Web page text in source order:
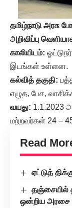
தமிழ்நாடு அரசு
அறிவிப்பு
காலியிடம்:
இடங்கள் உள்ளன.
கல்வித் தகுதி:
எழுத, பேச,
வயது: 1.1.2023
மற்றவர்கள் 24 –
Read
ஏட்டுத்
தஞ்சையில்
ஒன்றிய அரசை